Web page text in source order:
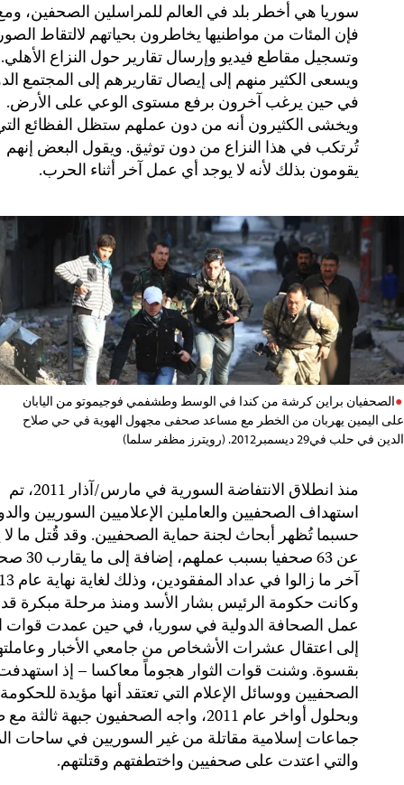
سوريا هي أخطر بلد في العالم للمراسلين الصحفين،
فإن المئات من مواطنيها يخاطرون بحياتهم لالتقاط
وتسجيل مقاطع فيديو وإرسال تقارير حول النزاع الأهلي.
ويسعى الكثير منهم إلى إيصال تقاريرهم إلى المجتمع
في حين يرغب آخرون برفع مستوى الوعي على الأرض.
ويخشى الكثيرون أنه من دون عملهم ستظل الفظائع
تُرتكب في هذا النزاع من دون توثيق. ويقول البعض إنهم
يقومون بذلك لأنه لا يوجد أي عمل آخر أثناء الحرب.
الصحفيان براين كرشة من كندا في الوسط وطشفمي فوجيموتو من اليابان
على اليمين يهربان من الخطر مع مساعد صحفى مجهول الهوية في حي صلاح
الدين في حلب في29 ديسمبر2012. (رويترز مظفر سلما)
منذ انطلاق الانتفاضة السورية في مارس/آذار 2011، تم
استهداف الصحفيين والعاملين الإعلاميين السوريين
حسبما تُظهر أبحاث لجنة حماية الصحفيين. وقد قُتل ما
عن 63 صحفيا بسبب
وكانت حكومة الرئيس بشار الأسد ومنذ مرحلة مبكرة
عمل الصحافة الدولية في سوريا، في حين عمدت قوات
إلى اعتقال عشرات الأشخاص من جامعي الأخبار
بقسوة. وشنت قوات الثوار هجوماً معاكسا – إذ
الصحفيين ووسائل الإعلام التي تعتقد أنها مؤيدة
وبحلول أواخر عام 2011، واجه الصحفيون جبهة
جماعات إسلامية مقاتلة من غير السوريين في ساحات
والتي اعتدت على صحفيين واختطفتهم وقتلتهم.